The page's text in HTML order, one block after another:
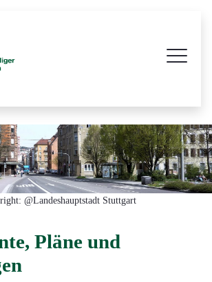
@Landeshauptstadt Stuttgart
Pläne und